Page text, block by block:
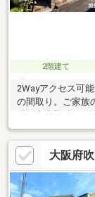
2階建て
2Wayアクセス可
の間取り。ご家族
ご内覧のご希望な
鉄筋コンクリート
域：重点制限※建
容積オーバー
大阪府